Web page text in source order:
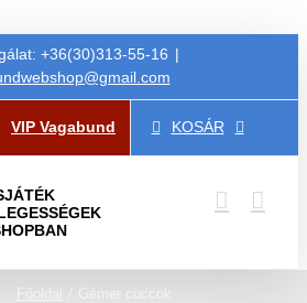
+36(30)313-55-16 |
VIP Vagabund KOSÁR
Főoldal Gémer cuccok